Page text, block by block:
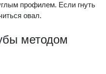
профилем. Если гнуть
овал.
методом